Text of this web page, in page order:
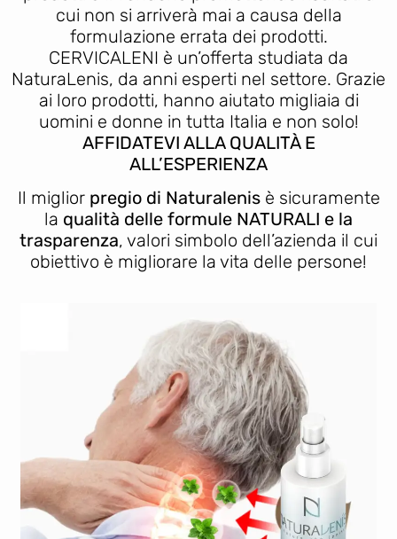
cui non si arriverà mai a causa della
formulazione errata dei prodotti.
CERVICALENI è un’offerta studiata da
NaturaLenis, da anni esperti nel settore. Grazie
ai loro prodotti, hanno aiutato migliaia di
uomini e donne in tutta Italia e non solo!
AFFIDATEVI ALLA QUALITÀ E
ALL’ESPERIENZA
Il migliorpregio di Naturalenis è sicuramente
la qualità delle formule NATURALI e la
trasparenza, valori simbolo dell’azienda il cui
obiettivo è migliorare la vita delle persone!